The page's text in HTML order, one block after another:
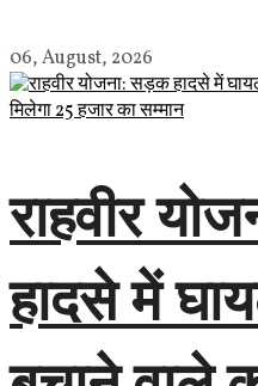
06, August, 2026
राहवीर
हादसे में